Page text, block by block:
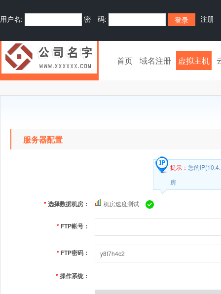
用户名: 密 码: 注册
首页 域名注册 虚拟主机
服务器配置
提示： 您的
房
*选择数据机房： 机房速度测试
* FTP帐号：
* FTP密码：
*操作系统：